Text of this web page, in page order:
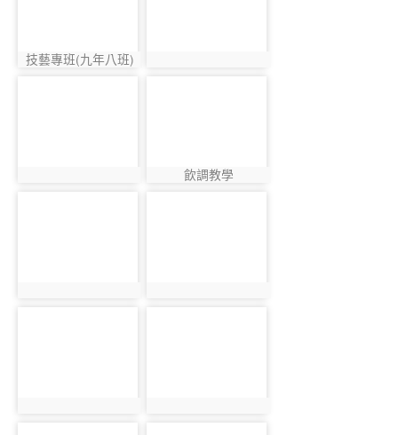
技藝專班(九年八班)
photo:3759
飲調教學
photo:3768